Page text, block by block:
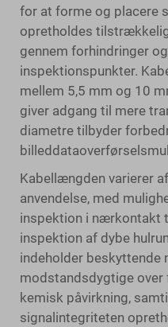
for at forme og placere
opretholdes
gennem forhindringer
inspektionspunkter.
mellem 5,5 mm og 10
giver adgang til mere
diametre tilbyder
Kabellængden varierer
anvendelse, med
inspektion i nærkontakt
inspektion af dybe
indeholder beskyttende
modstandsdygtige
kemisk påvirkning,
signalintegriteten